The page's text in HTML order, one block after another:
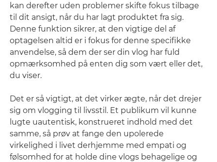
kan derefter uden problemer skifte fokus tilbage
til dit ansigt, når du har lagt produktet fra sig.
Denne funktion sikrer, at den vigtige del af
optagelsen altid er i fokus for denne specifikke
anvendelse, så dem der ser din vlog har fuld
opmærksomhed på enten dig som vært eller det,
du viser.
Det er så vigtigt, at det virker ægte, når det drejer
sig om vlogging til livsstil. Et publikum vil kunne
lugte uautentisk, konstrueret indhold med det
samme, så prøv at fange den upolerede
virkelighed i livet derhjemme med empati og
følsomhed for at holde dine vlogs behagelige og